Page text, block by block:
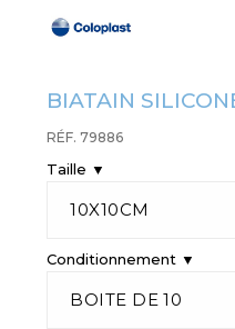
BIATAIN
RÉF. 79886
Taille ▼
Conditionnement ▼